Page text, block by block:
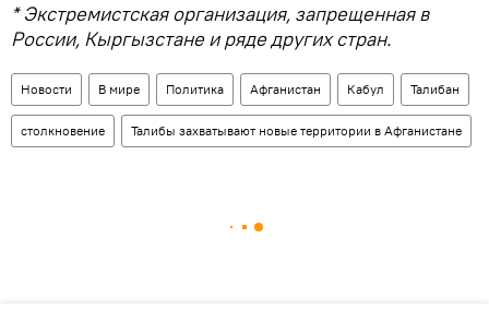
* Экстремистская организация, запрещенная в
России, Кыргызстане и ряде других стран.
Новости В мире Политика Афганистан Кабул Талибан
столкновение Талибы захватывают новые территории в Афганистане